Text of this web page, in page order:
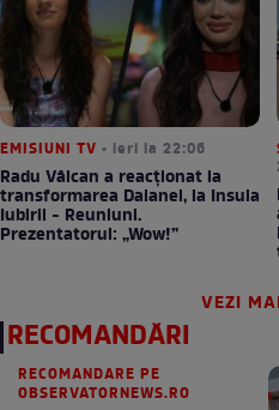
EMISIUNI TV • ieri la 22:06
Radu Vâlcan a reacționat la
transformarea Daianei, la Insula
Iubirii - Reuniuni.
Prezentatorul: „Wow!”
VEZI
RECOMANDĂRI
RECOMANDARE PE
OBSERVATORNEWS.RO